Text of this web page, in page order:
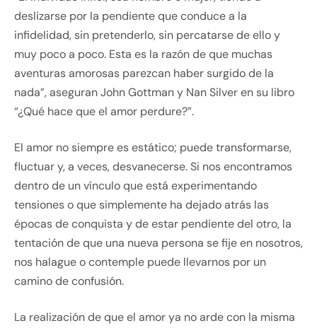
deslizarse por la pendiente que conduce a la
infidelidad, sin pretenderlo, sin percatarse de ello y
muy poco a poco. Esta es la razón de que muchas
aventuras amorosas parezcan haber surgido de la
nada”, aseguran John Gottman y Nan Silver en su libro
“¿Qué hace que el amor perdure?”.
El amor no siempre es estático; puede transformarse,
fluctuar y, a veces, desvanecerse. Si nos encontramos
dentro de un vínculo que está experimentando
tensiones o que simplemente ha dejado atrás las
épocas de conquista y de estar pendiente del otro, la
tentación de que una nueva persona se fije en nosotros,
nos halague o contemple puede llevarnos por un
camino de confusión.
La realización de que el amor ya no arde con la misma